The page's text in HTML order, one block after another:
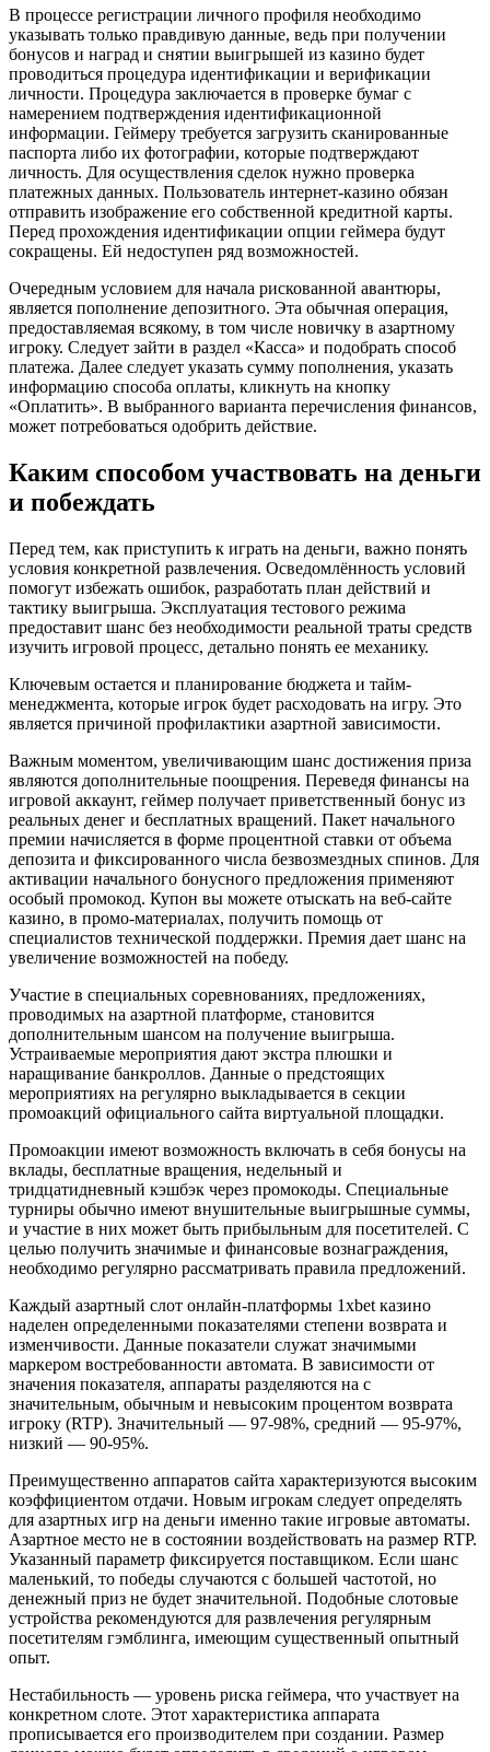
В процессе регистрации личного профиля необходимо
указывать только правдивую данные, ведь при получении
бонусов и наград и снятии выигрышей из казино будет
проводиться процедура идентификации и верификации
личности. Процедура заключается в проверке бумаг с
намерением подтверждения идентификационной
информации. Геймеру требуется загрузить сканированные
паспорта либо их фотографии, которые подтверждают
личность. Для осуществления сделок нужно проверка
платежных данных. Пользователь интернет-казино обязан
отправить изображение его собственной кредитной карты.
Перед прохождения идентификации опции геймера будут
сокращены. Ей недоступен ряд возможностей.
Очередным условием для начала рискованной авантюры,
является пополнение депозитного. Эта обычная операция,
предоставляемая всякому, в том числе новичку в азартному
игроку. Следует зайти в раздел «Касса» и подобрать способ
платежа. Далее следует указать сумму пополнения, указать
информацию способа оплаты, кликнуть на кнопку
«Оплатить». В выбранного варианта перечисления финансов,
может потребоваться одобрить действие.
Каким способом участвовать на деньги
и побеждать
Перед тем, как приступить к играть на деньги, важно понять
условия конкретной развлечения. Осведомлённость условий
помогут избежать ошибок, разработать план действий и
тактику выигрыша. Эксплуатация тестового режима
предоставит шанс без необходимости реальной траты средств
изучить игровой процесс, детально понять ее механику.
Ключевым остается и планирование бюджета и тайм-
менеджмента, которые игрок будет расходовать на игру. Это
является причиной профилактики азартной зависимости.
Важным моментом, увеличивающим шанс достижения приза
являются дополнительные поощрения. Переведя финансы на
игровой аккаунт, геймер получает приветственный бонус из
реальных денег и бесплатных вращений. Пакет начального
премии начисляется в форме процентной ставки от объема
депозита и фиксированного числа безвозмездных спинов. Для
активации начального бонусного предложения применяют
особый промокод. Купон вы можете отыскать на веб-сайте
казино, в промо-материалах, получить помощь от
специалистов технической поддержки. Премия дает шанс на
увеличение возможностей на победу.
Участие в специальных соревнованиях, предложениях,
проводимых на азартной платформе, становится
дополнительным шансом на получение выигрыша.
Устраиваемые мероприятия дают экстра плюшки и
наращивание банкроллов. Данные о предстоящих
мероприятиях на регулярно выкладывается в секции
промоакций официального сайта виртуальной площадки.
Промоакции имеют возможность включать в себя бонусы на
вклады, бесплатные вращения, недельный и
тридцатидневный кэшбэк через промокоды. Специальные
турниры обычно имеют внушительные выигрышные суммы,
и участие в них может быть прибыльным для посетителей. С
целью получить значимые и финансовые вознаграждения,
необходимо регулярно рассматривать правила предложений.
Каждый азартный слот онлайн-платформы 1xbet казино
наделен определенными показателями степени возврата и
изменчивости. Данные показатели служат значимыми
маркером востребованности автомата. В зависимости от
значения показателя, аппараты разделяются на с
значительным, обычным и невысоким процентом возврата
игроку (RTP). Значительный — 97-98%, средний — 95-97%,
низкий — 90-95%.
Преимущественно аппаратов сайта характеризуются высоким
коэффициентом отдачи. Новым игрокам следует определять
для азартных игр на деньги именно такие игровые автоматы.
Азартное место не в состоянии воздействовать на размер RTP.
Указанный параметр фиксируется поставщиком. Если шанс
маленький, то победы случаются с большей частотой, но
денежный приз не будет значительной. Подобные слотовые
устройства рекомендуются для развлечения регулярным
посетителям гэмблинга, имеющим существенный опытный
опыт.
Нестабильность — уровень риска геймера, что участвует на
конкретном слоте. Этот характеристика аппарата
прописывается его производителем при создании. Размер